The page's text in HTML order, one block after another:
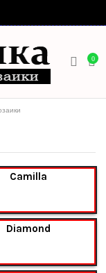
0
Camilla
Diamond